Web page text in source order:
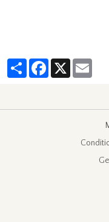
PartagerFacebook
X